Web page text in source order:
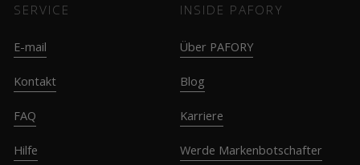
SERVICE
E-mail
Kontakt
FAQ
Hilfe
INSIDE PAFORY
Über PAFORY
Blog
Karriere
Werde Markenbotschafter